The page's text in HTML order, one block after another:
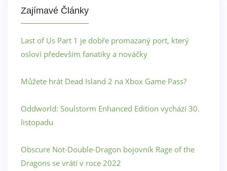
Zajímavé Články
Last of Us Part 1 je dobře promazaný port, který
osloví především fanatiky a nováčky
Můžete hrát Dead Island 2 na Xbox Game Pass?
Oddworld: Soulstorm Enhanced Edition vychází 30.
listopadu
Obscure Not-Double-Dragon bojovník Rage of the
Dragons se vrátí v roce 2022